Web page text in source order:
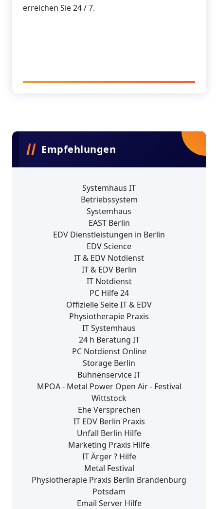
erreichen Sie 24 / 7.
Empfehlungen
Systemhaus IT
Betriebssystem
Systemhaus
EAST Berlin
EDV Dienstleistungen in Berlin
EDV Science
IT & EDV Notdienst
IT & EDV Berlin
IT Notdienst
PC Hilfe 24
Offizielle Seite IT & EDV
Physiotherapie Praxis
IT Systemhaus
24 h Beratung IT
PC Notdienst Online
Storage Berlin
Bühnenservice IT
MPOA - Metal Power Open Air - Festival
Wittstock
Ehe Versprechen
IT EDV Berlin Praxis
Unfall Berlin Hilfe
Marketing Praxis Hilfe
IT Ärger ? Hilfe
Metal Festival
Physiotherapie Praxis Berlin Brandenburg
Potsdam
Email Server Hilfe